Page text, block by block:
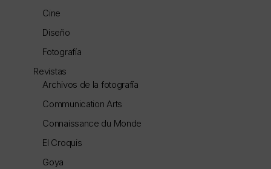
Cine
Diseño
Fotografía
Revistas
Archivos de la fotografía
Communication Arts
Connaissance du Monde
El Croquis
Goya